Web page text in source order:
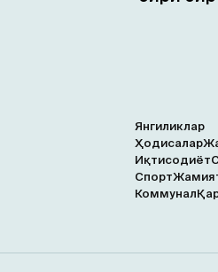
Янгиликлар
Ҳодисалар
Иқтисодиёт
Спорт
Коммунал